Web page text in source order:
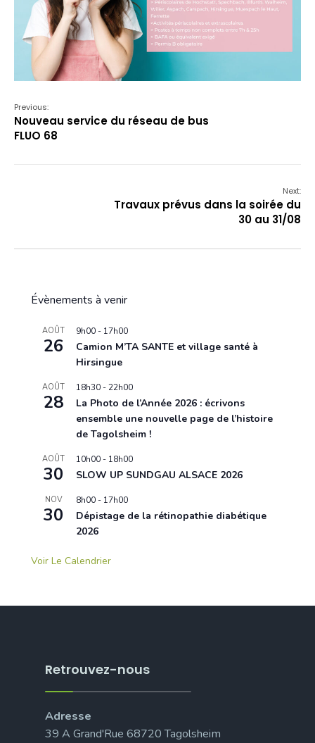
Previous:
Nouveau service du réseau de bus
FLUO 68
Next:
Travaux prévus dans la soirée du
30 au 31/08
Évènements à venir
AOÛT
26
9h00 - 17h00
Camion M’TA SANTE et village santé à
Hirsingue
AOÛT
28
18h30 -22h00
La Photo de l’Année 2026 : écrivons
ensemble une nouvelle page de l’histoire
de Tagolsheim !
AOÛT
30
10h00 - 18h00
SLOW UP SUNDGAU ALSACE 2026
NOV
30
8h00 - 17h00
Dépistage de la rétinopathie diabétique
2026
Voir Le Calendrier
Retrouvez-nous
Adresse
39 A Grand'Rue 68720 Tagolsheim